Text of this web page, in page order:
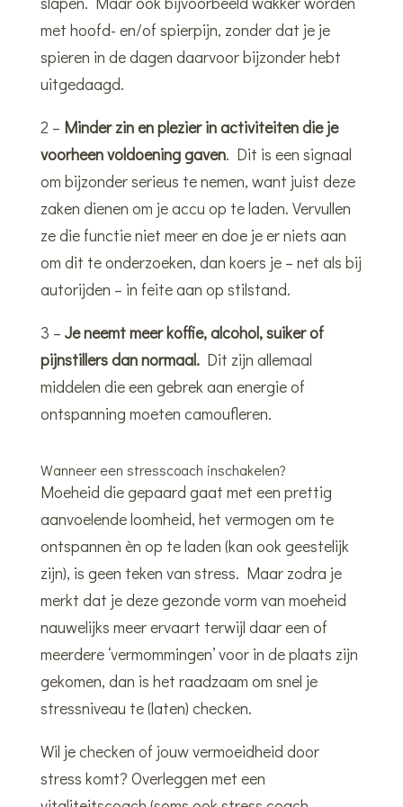
met hoofd- en/of spierpijn, zonder dat je je
spieren in de dagen daarvoor bijzonder hebt
uitgedaagd.
2 – Minder zin en plezier in activiteiten die je
voorheen voldoening gaven. Dit is een signaal
om bijzonder serieus te nemen, want juist deze
zaken dienen om je accu op te laden. Vervullen
ze die functie niet meer en doe je er niets aan
om dit te onderzoeken, dan koers je – net als bij
autorijden – in feite aan op stilstand.
3 – Je neemt meer koffie, alcohol, suiker of
pijnstillers dan normaal.Dit zijn allemaal
middelen die een gebrek aan energie of
ontspanning moeten camoufleren.
Wanneer een stresscoach inschakelen?
Moeheid die gepaard gaat met een prettig
aanvoelende loomheid, het vermogen om te
ontspannen èn op te laden (kan ook geestelijk
zijn), is geen teken van stress. Maar zodra je
merkt dat je deze gezonde vorm van moeheid
nauwelijks meer ervaart terwijl daar een of
meerdere ‘vermommingen’ voor in de plaats zijn
gekomen, dan is het raadzaam om snel je
stressniveau te (laten) checken.
Wil je checken of jouw vermoeidheid door
stress komt? Overleggen met een